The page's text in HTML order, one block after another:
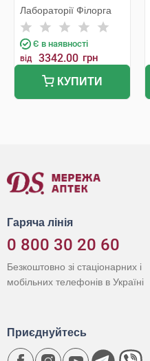
мл 1 банка
Лабораторії Філорга
Є в наявності
від 3342.00 грн
КУПИТИ
Гаряча лінія
0 800 30 20 60
Безкоштовно зі стаціонарних і
мобільних телефонів в Україні
Приєднуйтесь